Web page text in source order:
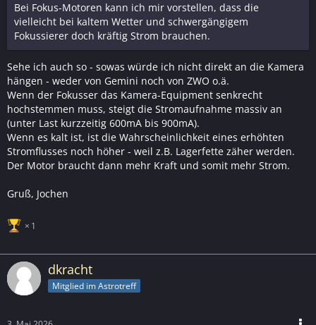
Bei Fokus-Motoren kann ich mir vorstellen, dass die
vielleicht bei kaltem Wetter und schwergängigem
Fokussierer doch kräftig Strom brauchen.
Sehe ich auch so - sowas würde ich nicht direkt an die Kamera
hängen - weder von Gemini noch von ZWO o.ä.
Wenn der Fokusser das Kamera-Equipment senkrecht
hochstemmen muss, steigt die Stromaufnahme massiv an
(unter Last kurzzeitig 600mA bis 900mA).
Wenn es kalt ist, ist die Wahrscheinlichkeit eines erhöhten
Stromflusses noch höher - weil z.B. Lagerfette zäher werden.
Der Motor braucht dann mehr Kraft und somit mehr Strom.
Gruß, Jochen
1
dkracht
Mitglied im Astrotreff